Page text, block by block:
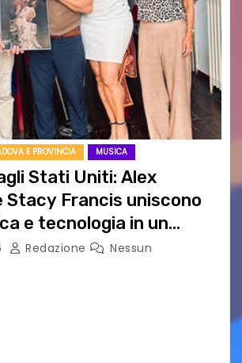
E PROVINCIA MUSICA
Stati Uniti: Alex
Stacy Francis uniscono
e tecnologia in un
internazionale”
Redazione
Nessun